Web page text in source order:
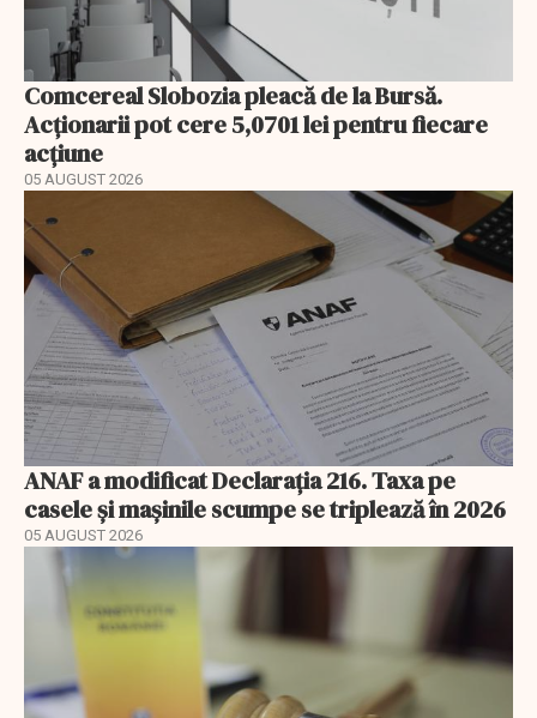
Comcereal Slobozia pleacă de la Bursă.
Acționarii pot cere 5,0701 lei pentru fiecare
acțiune
05 AUGUST 2026
ANAF a modificat Declarația 216. Taxa pe
casele și mașinile scumpe se triplează în 2026
05 AUGUST 2026